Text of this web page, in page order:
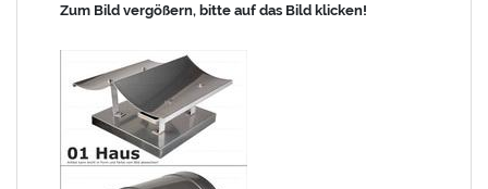
Zum Bild vergößern, bitte auf das Bild klicken!